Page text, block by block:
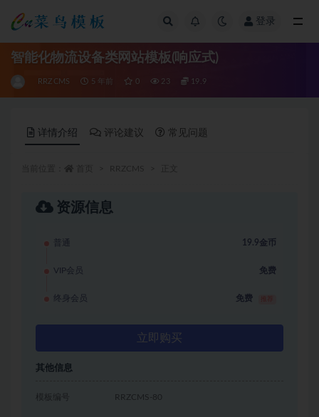
登录
智能化物流设备类网站模板(响应式)
RRZCMS 5 年前 0 23 19.9
详情介绍 评论建议 常见问题
资源信息
普通 19.9金币
VIP会员 免费
终身会员 免费
立即购买
其他信息
模板编号 RRZCMS-80